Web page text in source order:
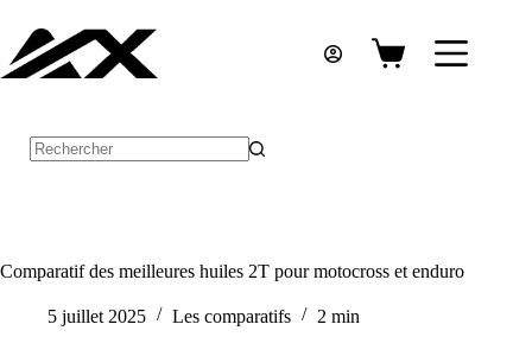
contenu
Panier
Comparatif des meilleures huiles 2T pour motocross et enduro
5 juillet 2025 Les comparatifs 2 min